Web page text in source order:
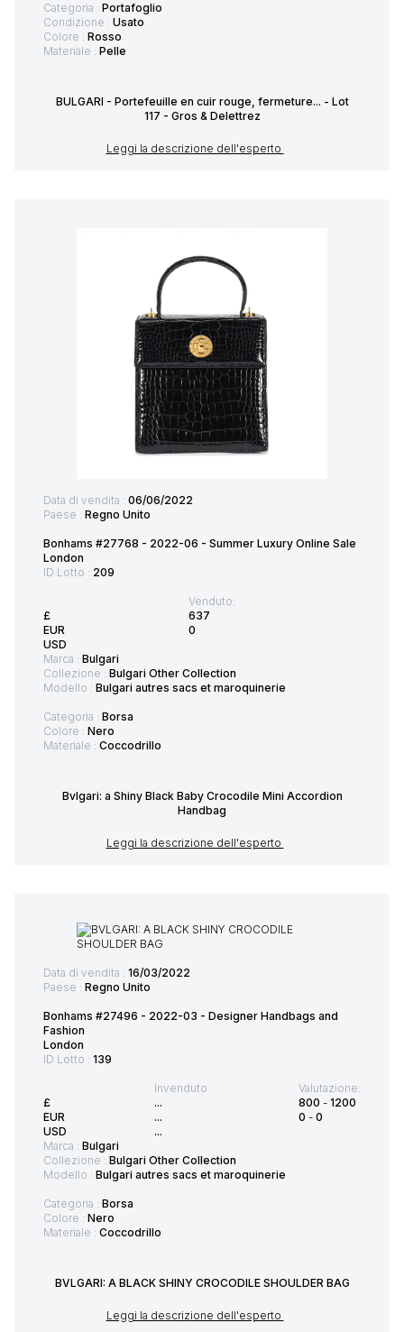
Categoria : Portafoglio
Condizione : Usato
Colore : Rosso
Materiale : Pelle
BULGARI - Portefeuille en cuir rouge, fermeture... - Lot
117 - Gros & Delettrez
Leggi la descrizione dell'esperto
Data di vendita : 06/06/2022
Paese : Regno Unito
Bonhams #27768 - 2022-06 - Summer Luxury Online Sale
London
ID Lotto : 209
£
EUR
USD
Venduto:
637
0
Marca : Bulgari
Collezione : Bulgari Other Collection
Modello : Bulgari autres sacs et maroquinerie
Categoria : Borsa
Colore : Nero
Materiale : Coccodrillo
Bvlgari: a Shiny Black Baby Crocodile Mini Accordion
Handbag
Leggi la descrizione dell'esperto
Data di vendita : 16/03/2022
Paese : Regno Unito
Bonhams #27496 - 2022-03 - Designer Handbags and
Fashion
London
ID Lotto : 139
£
EUR
USD
Invenduto
...
...
...
Valutazione:
800 - 1200
0 - 0
Marca : Bulgari
Collezione : Bulgari Other Collection
Modello : Bulgari autres sacs et maroquinerie
Categoria : Borsa
Colore : Nero
Materiale : Coccodrillo
BVLGARI: A BLACK SHINY CROCODILE SHOULDER BAG
Leggi la descrizione dell'esperto